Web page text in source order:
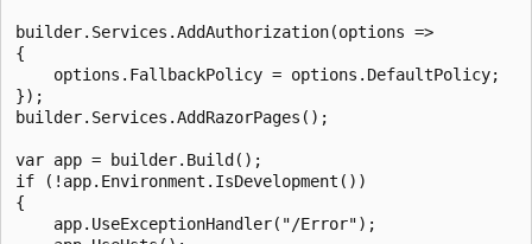
builder.Services.AddAuthorization(options =>
{
    options.FallbackPolicy = options.DefaultPolicy;
});
builder.Services.AddRazorPages();
var app = builder.Build();
if (!app.Environment.IsDevelopment())
{
    app.UseExceptionHandler("/Error");